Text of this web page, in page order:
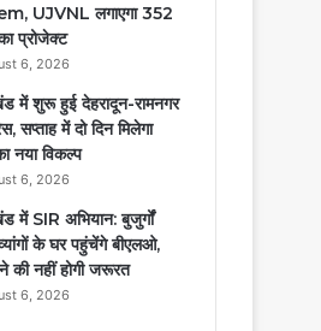
UJVNL लगाएगा 352
प्रोजेक्ट
6, 2026
में शुरू हुई देहरादून-रामनगर
सप्ताह में दो दिन मिलेगा
नया विकल्प
6, 2026
में SIR अभियान: बुजुर्गों
के घर पहुंचेंगे बीएलओ,
की नहीं होगी जरूरत
6, 2026